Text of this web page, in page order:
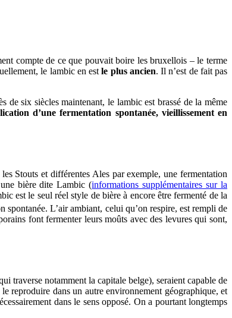
compte de ce que pouvait boire les bruxellois – le terme
le lambic en estle plus ancien. Il n’est de fait pas
six siècles maintenant, le lambic est brassé de la même
d’une fermentation spontanée, vieillissement en
Stouts et différentes Ales par exemple, une fermentation
bière dite Lambic (informations supplémentaires sur la
est le seul réel style de bière à encore être fermenté de la
spontanée. L’air ambiant, celui qu’on respire, est rempli de
font fermenter leurs moûts avec des levures qui sont,
traverse notamment la capitale belge), seraient capable de
reproduire dans un autre environnement géographique, et
dans le sens opposé. On a pourtant longtemps